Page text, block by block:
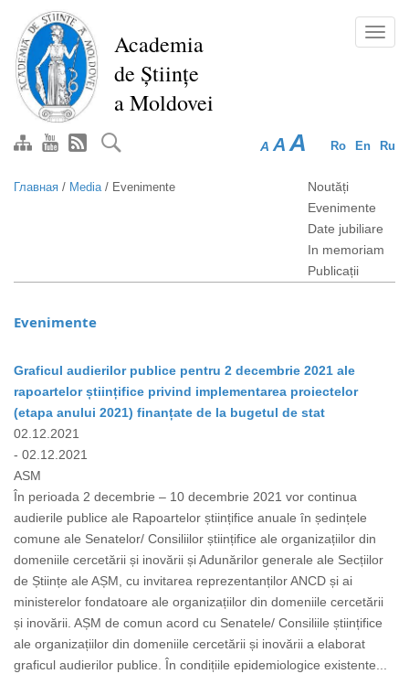
Перейти
основному
содержанию
Academia
de Științe
a Moldovei
Ro En Ru
A A A
Главная / Media/ Evenimente
Noutăți
Evenimente
Date jubiliare
In memoriam
Publicații
Evenimente
Graficul audierilor publice pentru 2 decembrie 2021 ale
rapoartelor științifice privind implementarea proiectelor
(etapa anului 2021) finanțate de la bugetul de stat
02.12.2021
- 02.12.2021
ASM
În perioada 2 decembrie – 10 decembrie 2021 vor continua
audierile publice ale Rapoartelor științifice anuale în ședințele
comune ale Senatelor/ Consiliilor științifice ale organizațiilor din
domeniile cercetării și inovării și Adunărilor generale ale Secțiilor
de Științe ale AȘM, cu invitarea reprezentanților ANCD și ai
ministerelor fondatoare ale organizațiilor din domeniile cercetării
și inovării. AȘM de comun acord cu Senatele/ Consiliile științifice
ale organizațiilor din domeniile cercetării și inovării a elaborat
graficul audierilor publice. În condițiile epidemiologice existente...